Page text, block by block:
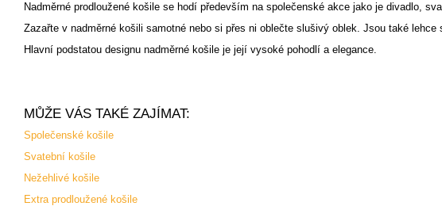
Nadměrné prodloužené košile se hodí především na společenské akce jako je divadlo,
Zazařte v nadměrné košili samotné nebo si přes ni oblečte slušivý oblek. Jsou také
Hlavní podstatou designu nadměrné košile je její vysoké pohodlí a elegance.
MŮŽE VÁS TAKÉ ZAJÍMAT:
Společenské košile
Svatební košile
Nežehlivé košile
Extra prodloužené košile